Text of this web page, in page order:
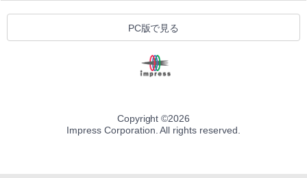
PC版で見る
Copyright ©2026
Impress Corporation. All rights reserved.